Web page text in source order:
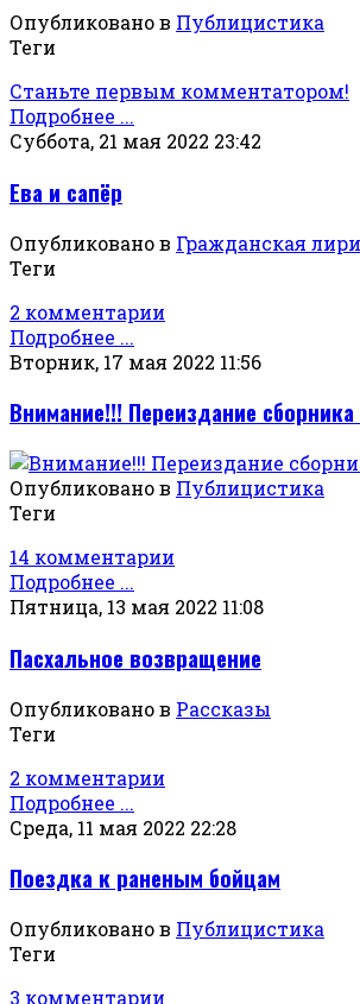
Опубликовано в Публицистика
Теги
Станьте первым комментатором!
Подробнее ...
Суббота, 21 мая 2022 23:42
Ева и сапёр
Опубликовано в Гражданская
Теги
2 комментарии
Подробнее ...
Вторник, 17 мая 2022 11:56
Внимание!!! Переиздание
Опубликовано в Публицистика
Теги
14 комментарии
Подробнее ...
Пятница, 13 мая 2022 11:08
Пасхальное возвращение
Опубликовано в Рассказы
Теги
2 комментарии
Подробнее ...
Среда, 11 мая 2022 22:28
Поездка к раненым бойцам
Опубликовано в Публицистика
Теги
3 комментарии